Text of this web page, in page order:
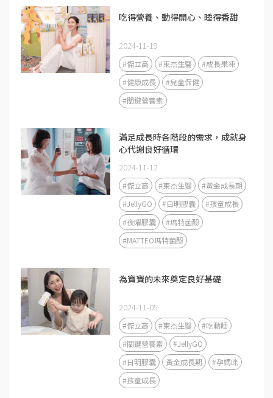
吃得營養、動得開心、睡得香甜
2024-11-19
#傑立高 #東杰生醫
#成長果凍
#健康成長
#兒童保健
#關鍵營養素
滿足成長時各階段的需求，成就身
心代謝良好循環
2024-11-12
#傑立高 #東杰生醫
#黃金成長期
#JellyGO
#日明膠囊
#孩童成長
#夜曜膠囊
#瑪特菌酚
#MATTEO瑪特菌酚
為寶寶的未來奠定良好基礎
2024-11-05
#傑立高 #東杰生醫
#吃動睡
#關鍵營養素
#JellyGO
#日明膠囊
黃金成長期
#孕媽咪
#孩童成長